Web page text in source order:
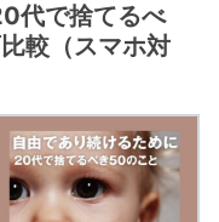
代で捨てるべ
較（スマホ対